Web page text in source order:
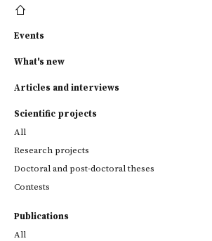
Events
What's new
Articles and interviews
Scientific projects
All
Research projects
Doctoral and post-doctoral theses
Contests
Publications
All